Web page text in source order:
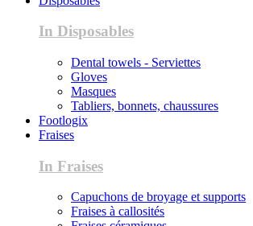
In Disposables
Dental towels - Serviettes
Gloves
Masques
Tabliers, bonnets, chaussures
Footlogix
Fraises
In Fraises
Capuchons de broyage et supports
Fraises à callosités